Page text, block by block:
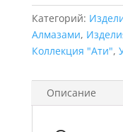
Категорий:
Алмазами,
Коллекция "Ати",
Описание